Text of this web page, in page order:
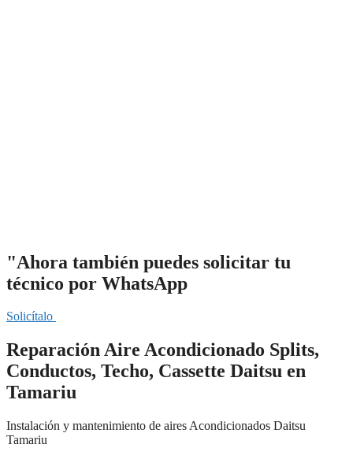
"Ahora también puedes solicitar tu
técnico por WhatsApp
Solicítalo
Reparación Aire Acondicionado Splits,
Conductos, Techo, Cassette Daitsu en
Tamariu
Instalación y mantenimiento de aires Acondicionados Daitsu
Tamariu